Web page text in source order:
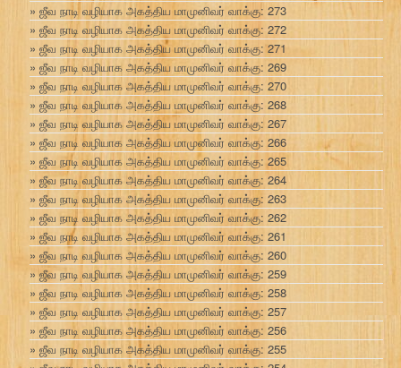
ஜீவ நாடி வழியாக அகத்திய மாமுனிவர் வாக்கு: 273
ஜீவ நாடி வழியாக அகத்திய மாமுனிவர் வாக்கு: 272
ஜீவ நாடி வழியாக அகத்திய மாமுனிவர் வாக்கு: 271
ஜீவ நாடி வழியாக அகத்திய மாமுனிவர் வாக்கு: 269
ஜீவ நாடி வழியாக அகத்திய மாமுனிவர் வாக்கு: 270
ஜீவ நாடி வழியாக அகத்திய மாமுனிவர் வாக்கு: 268
ஜீவ நாடி வழியாக அகத்திய மாமுனிவர் வாக்கு: 267
ஜீவ நாடி வழியாக அகத்திய மாமுனிவர் வாக்கு: 266
ஜீவ நாடி வழியாக அகத்திய மாமுனிவர் வாக்கு: 265
ஜீவ நாடி வழியாக அகத்திய மாமுனிவர் வாக்கு: 264
ஜீவ நாடி வழியாக அகத்திய மாமுனிவர் வாக்கு: 263
ஜீவ நாடி வழியாக அகத்திய மாமுனிவர் வாக்கு: 262
ஜீவ நாடி வழியாக அகத்திய மாமுனிவர் வாக்கு: 261
ஜீவ நாடி வழியாக அகத்திய மாமுனிவர் வாக்கு: 260
ஜீவ நாடி வழியாக அகத்திய மாமுனிவர் வாக்கு: 259
ஜீவ நாடி வழியாக அகத்திய மாமுனிவர் வாக்கு: 258
ஜீவ நாடி வழியாக அகத்திய மாமுனிவர் வாக்கு: 257
ஜீவ நாடி வழியாக அகத்திய மாமுனிவர் வாக்கு: 256
ஜீவ நாடி வழியாக அகத்திய மாமுனிவர் வாக்கு: 255